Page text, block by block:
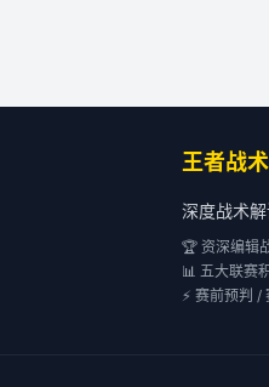
王者战
深度战术
🏆 资深编辑
📊 五大联赛
⚡ 赛前预判 /